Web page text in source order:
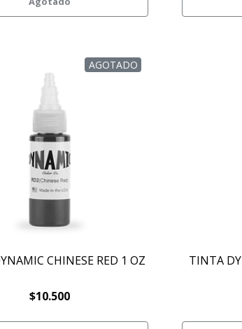
AGOTADO
CHINESE RED 1 OZ
$10.500
TINTA